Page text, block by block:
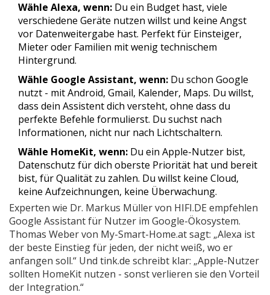
Wähle Alexa, wenn: Du ein Budget hast, viele
verschiedene Geräte nutzen willst und keine Angst
vor Datenweitergabe hast. Perfekt für Einsteiger,
Mieter oder Familien mit wenig technischem
Hintergrund.
Wähle Google Assistant, wenn: Du schon Google
nutzt - mit Android, Gmail, Kalender, Maps. Du willst,
dass dein Assistent dich versteht, ohne dass du
perfekte Befehle formulierst. Du suchst nach
Informationen, nicht nur nach Lichtschaltern.
Wähle HomeKit, wenn: Du ein Apple-Nutzer bist,
Datenschutz für dich oberste Priorität hat und bereit
bist, für Qualität zu zahlen. Du willst keine Cloud,
keine Aufzeichnungen, keine Überwachung.
Experten wie Dr. Markus Müller von HIFI.DE empfehlen
Google Assistant für Nutzer im Google-Ökosystem.
Thomas Weber von My-Smart-Home.at sagt: „Alexa ist
der beste Einstieg für jeden, der nicht weiß, wo er
anfangen soll.“ Und tink.de schreibt klar: „Apple-Nutzer
sollten HomeKit nutzen - sonst verlieren sie den Vorteil
der Integration.“